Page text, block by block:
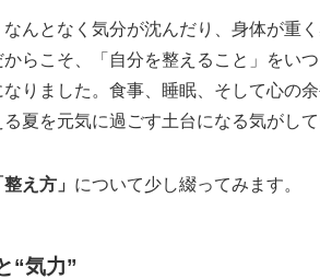
んとなく気分が沈んだり、身体が重
らこそ、「自分を整えること」をい
りました。食事、睡眠、そして心の
夏を元気に過ごす土台になる気がして
整え方」 について少し綴ってみます。
“気力”